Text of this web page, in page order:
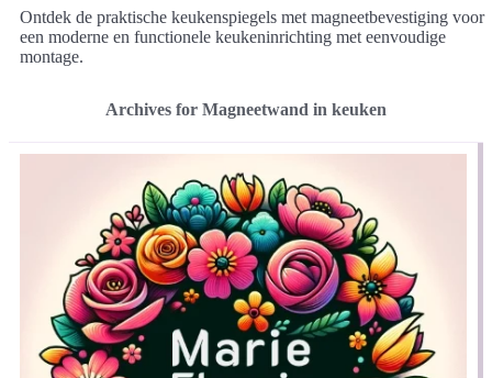
Ontdek de praktische keukenspiegels met magneetbevestiging voor
een moderne en functionele keukeninrichting met eenvoudige
montage.
Archives for Magneetwand in keuken